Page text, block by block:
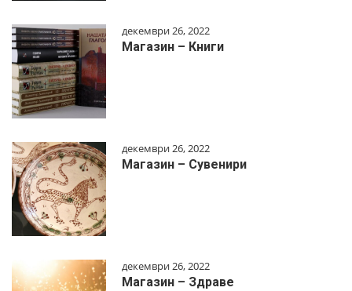
декември 26, 2022
Магазин – Книги
декември 26, 2022
Магазин – Сувенири
декември 26, 2022
Магазин – Здраве